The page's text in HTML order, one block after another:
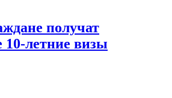
получат
летние визы